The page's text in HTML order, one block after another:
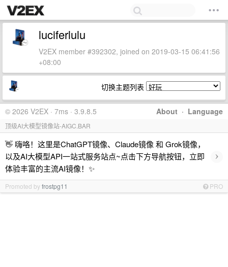
luciferlulu
V2EX member #392302, joined on 2019-03-15 06:41:56
+08:00
切换主题列表
About · Language
© 2026 V2EX · 7ms · 3.9.8.5
顶级AI大模型镜像站-AIGC.BAR
👋 嗨咯！这里是ChatGPT镜像、Claude镜像 和 Grok镜像，
以及AI大模型API一站式服务站点~点击下方导航按钮，立即
体验丰富的主流AI镜像！✨
›
Promoted byfrostpg11 PRO